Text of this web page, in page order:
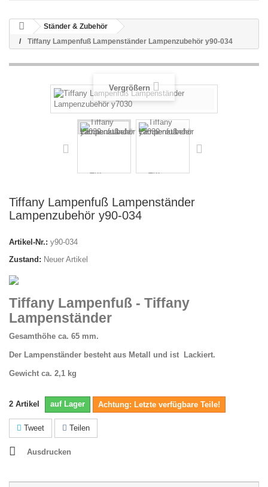
Ständer & Zubehör
Tiffany Lampenfuß Lampenständer Lampenzubehör y90-034
Vergrößern
Tiffany Lampenfuß Lampenständer
Lampenzubehör y90-034
Artikel-Nr.: y90-034
Zustand: Neuer Artikel
Tiffany Lampenfuß - Tiffany
Lampenständer
Gesamthöhe ca. 65 mm.
Der Lampenständer besteht aus Metall und ist Lackiert.
Gewicht ca. 2,1 kg
2 Artikel auf Lager Achtung: Letzte verfügbare Teile!
Tweet Teilen
Ausdrucken